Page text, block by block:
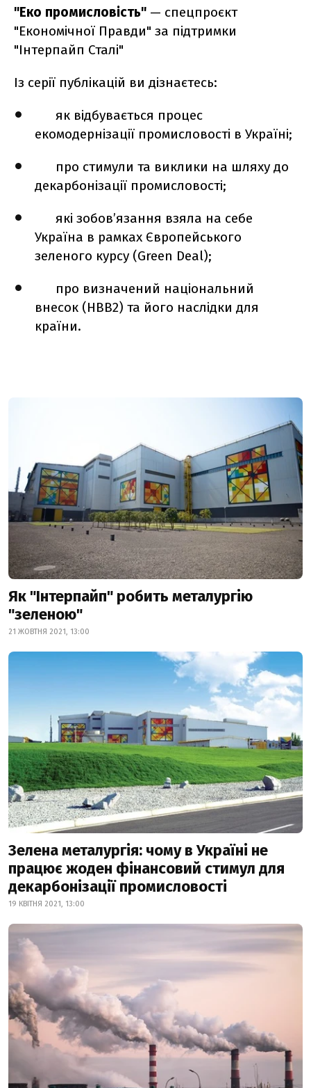
"Еко промисловість" — спецпроєкт
"Економічної Правди" за підтримки
"Інтерпайп Сталі"
Із серії публікацій ви дізнаєтесь:
як відбувається процес
екомодернізації промисловості в Україні;
про стимули та виклики на шляху до
декарбонізації промисловості;
які зобов’язання взяла на себе
Україна в рамках Європейського
зеленого курсу (Green Deal);
про визначений національний
внесок (НВВ2) та його наслідки для
країни.
Як "Інтерпайп" робить металургію
"зеленою"
21 ЖОВТНЯ 2021, 13:00
Зелена металургія: чому в Україні не
працює жоден фінансовий стимул для
декарбонізації промисловості
19 КВІТНЯ 2021, 13:00